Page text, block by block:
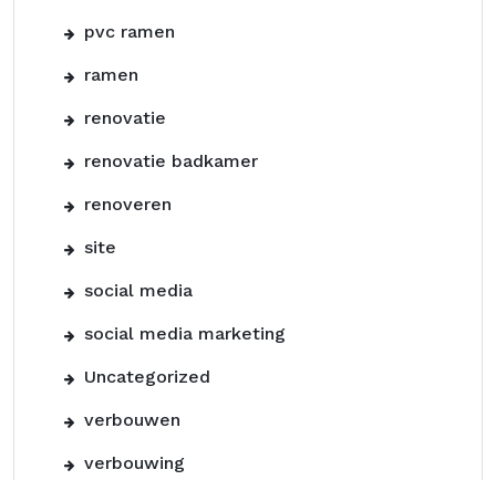
pvc ramen
ramen
renovatie
renovatie badkamer
renoveren
site
social media
social media marketing
Uncategorized
verbouwen
verbouwing